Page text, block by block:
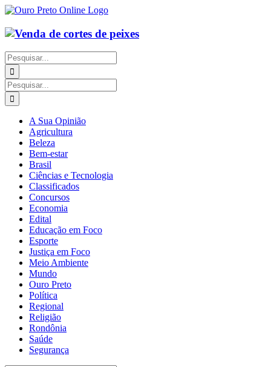
Ir
o
conteúdo
Buscar
resultados
para:
Buscar
resultados
para:
A Sua Opinião
Agricultura
Beleza
Bem-estar
Brasil
Ciências e Tecnologia
Classificados
Concursos
Economia
Edital
Educação em Foco
Esporte
Justiça em Foco
Meio Ambiente
Mundo
Ouro Preto
Política
Regional
Religião
Rondônia
Saúde
Segurança